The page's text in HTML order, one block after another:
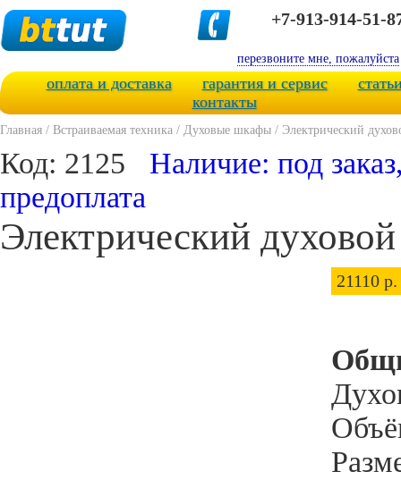
+7-913-914-51-
перезвоните мне, пожалуйста
оплата и доставка гарантия и сервис
контакты
Главная / Встраиваемая техника / Духовые шкафы / Электрический
Код: 2125
Наличие: под
предоплата
Электрический
21110 р.